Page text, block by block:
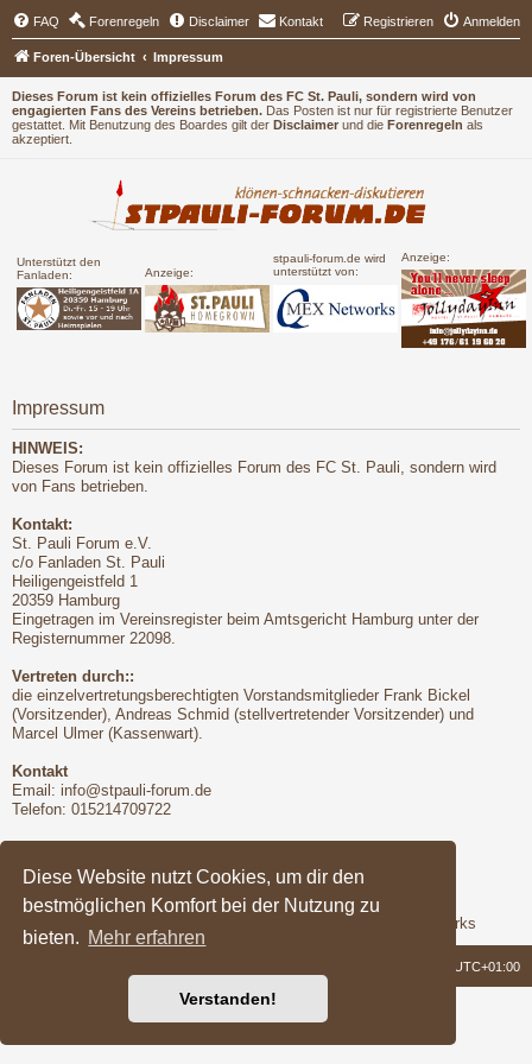
Diese Website nutzt Cookies, um dir den
bestmöglichen Komfort bei der Nutzung zu
bieten. Mehr erfahren
Verstanden!
Dieses Forum ist kein offizielles Forum des FC St. Pauli, sondern wird von
engagierten Fans des Vereins betrieben. Das Posten ist nur für registrierte Benutzer
gestattet. Mit Benutzung des Boardes gilt der Disclaimer und die Forenregeln als
akzeptiert.
Unterstützt den
Fanladen:
Anzeige:
stpauli-forum.de wird
unterstützt von:
Anzeige:
FAQ Forenregeln Disclaimer Kontakt Anmelden
Registrieren
Foren-Übersicht Impressum
Impressum
HINWEIS:
Dieses Forum ist kein offizielles Forum des FC St. Pauli, sondern wird
von Fans betrieben.
Kontakt:
St. Pauli Forum e.V.
c/o Fanladen St. Pauli
Heiligengeistfeld 1
20359 Hamburg
Eingetragen im Vereinsregister beim Amtsgericht Hamburg unter der
Registernummer 22098.
Vertreten durch::
die einzelvertretungsberechtigten Vorstandsmitglieder Frank Bickel
(Vorsitzender), Andreas Schmid (stellvertretender Vorsitzender) und
Marcel Ulmer (Kassenwart).
Kontakt
Email: info@stpauli-forum.de
Telefon: 015214709722
Hinsichtlich der Nutzungsbedingungen gilt unser Disclaimer
Support
Das Forum wird freundlicherweise unterstützt von Q-MEX Networks
UTC+01:00
Powered byphpBB® Forum Software © phpBB Limited